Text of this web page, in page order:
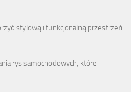
stylową i funkcjonalną przestrzeń
rys samochodowych, które